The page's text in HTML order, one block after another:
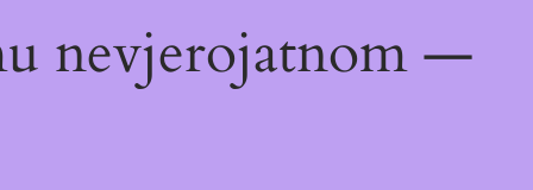
nevjerojatnom —